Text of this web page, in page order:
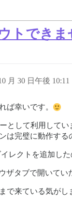
トできま
月 30 日午後 10:11
ば幸いです。
として利用して
は完璧に動作する
イレクトを追加し
ザタブで開いて
で来ている気が